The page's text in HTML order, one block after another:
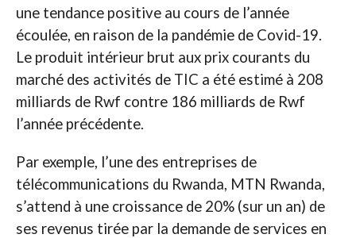
une tendance positive au cours de l’année
écoulée, en raison de la pandémie de Covid-19.
Le produit intérieur brut aux prix courants du
marché des activités de TIC a été estimé à 208
milliards de Rwf contre 186 milliards de Rwf
l’année précédente.
Par exemple, l’une des entreprises de
télécommunications du Rwanda, MTN Rwanda,
s’attend à une croissance de 20% (sur un an) de
ses revenus tirée par la demande de services en